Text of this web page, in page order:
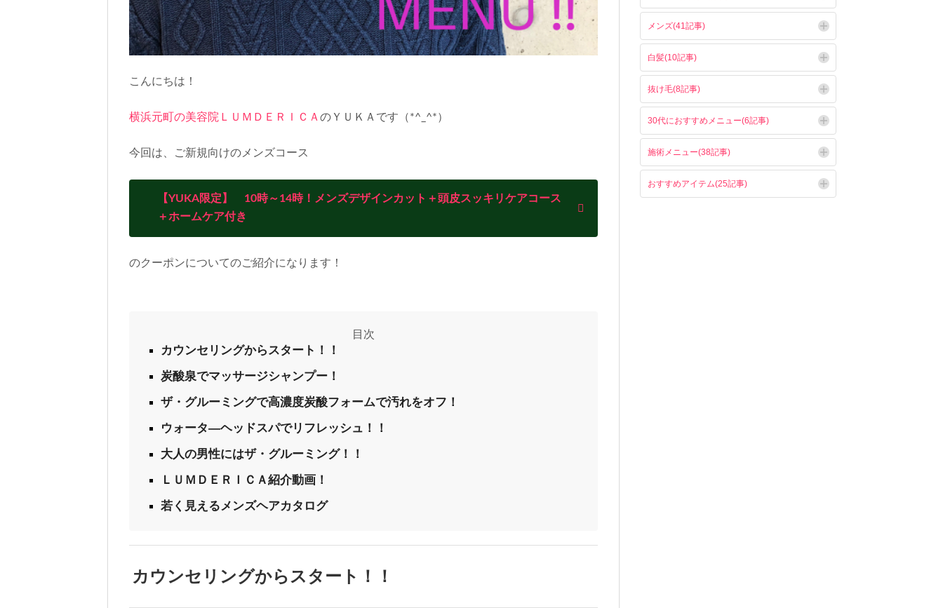
こんにちは！
横浜元町の美容院ＬＵＭＤＥＲＩＣＡ のＹＵＫＡです（*^_^*）
今回は、ご新規向けのメンズコース
【YUKA限定】 10時～14時！メンズデザインカット＋頭皮スッキリケアコース
＋ホームケア付き
のクーポンについてのご紹介になります！
カウンセリングからスタート！！
炭酸泉でマッサージシャンプー！
ザ・グルーミングで高濃度炭酸フォームで汚れをオフ！
ウォータ―ヘッドスパでリフレッシュ！！
大人の男性にはザ・グルーミング！！
ＬＵＭＤＥＲＩＣＡ紹介動画！
若く見えるメンズヘアカタログ
カウンセリングからスタート！！
メンズ(41記事)
白髪(10記事)
抜け毛(8記事)
30代におすすめメニュー(6記事)
施術メニュー(38記事)
おすすめアイテム(25記事)